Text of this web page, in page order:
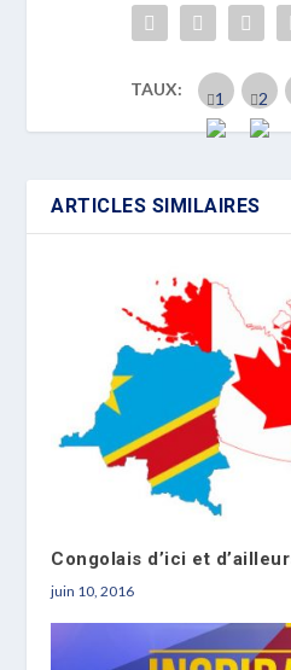
TAUX:
ARTICLES SIMILAIRES
Congolais d’ici et
juin 10, 2016